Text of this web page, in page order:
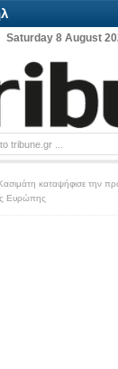
Saturday 8 August
καταψήφισε την
Ευρώπης